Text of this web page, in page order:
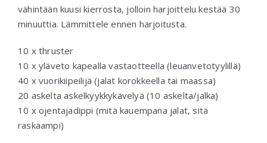
vähintään kuusi kierrosta, jolloin harjoittelu kestää 30
minuuttia. Lämmittele ennen harjoitusta.
10 x thruster
10 x yläveto kapealla vastaotteella (leuanvetotyylillä)
40 x vuorikiipeilijä (jalat korokkeella tai maassa)
20 askelta askelkyykkykävelyä (10 askelta/jalka)
10 x ojentajadippi (mitä kauempana jalat, sitä
raskaampi)